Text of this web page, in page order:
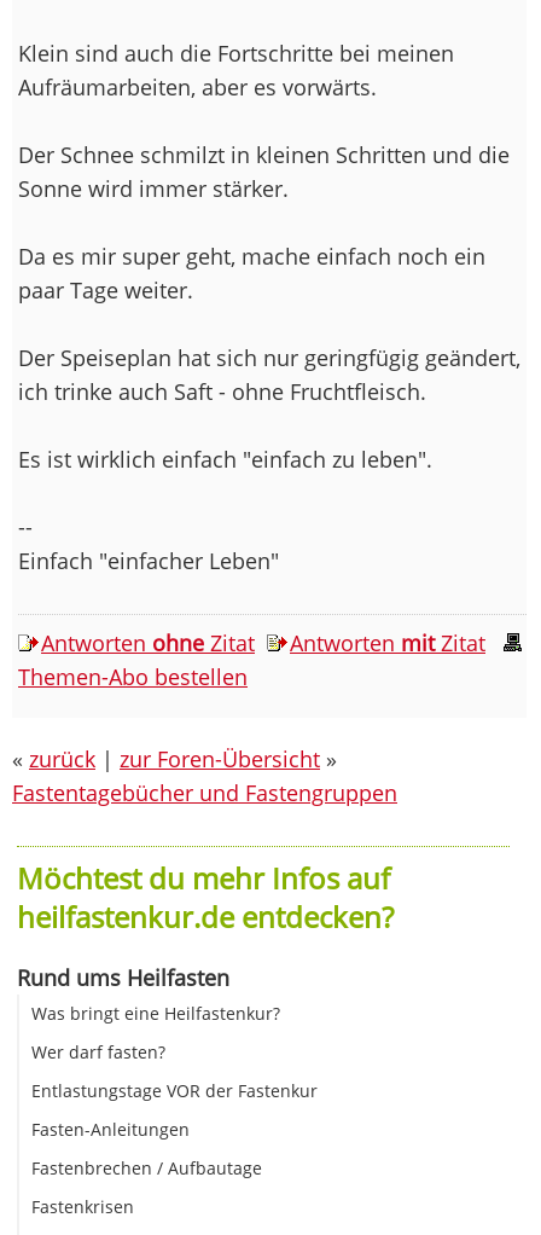
Klein sind auch die Fortschritte bei meinen
Aufräumarbeiten, aber es vorwärts.
Der Schnee schmilzt in kleinen Schritten und die
Sonne wird immer stärker.
Da es mir super geht, mache einfach noch ein
paar Tage weiter.
Der Speiseplan hat sich nur geringfügig geändert,
ich trinke auch Saft - ohne Fruchtfleisch.
Es ist wirklich einfach "einfach zu leben".
--
Einfach "einfacher Leben"
Antworten ohne Zitat Antworten mitZitat
Themen-Abo bestellen
« zurück | zur Foren-Übersicht »
Fastentagebücher und Fastengruppen
Möchtest du mehr Infos auf
heilfastenkur.de entdecken?
Rund ums Heilfasten
Was bringt eine Heilfastenkur?
Wer darf fasten?
Entlastungstage VOR der Fastenkur
Fasten-Anleitungen
Fastenbrechen / Aufbautage
Fastenkrisen